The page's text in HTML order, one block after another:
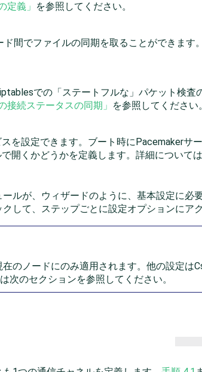
定義」 を参照してください。
間でファイルの同期を取ることができます
での「ステートフルな」 パケット検査
接続ステータスの同期」 を参照してください。
を設定できます。ブート時にPacemakerサ
開くかどうかを定義します。詳細については
ルが、ウィザードのように、基本設定に必
して、ステップごとに設定オプションにアク
のノードにのみ適用されます。他の設定は
次のセクションを参照してください。